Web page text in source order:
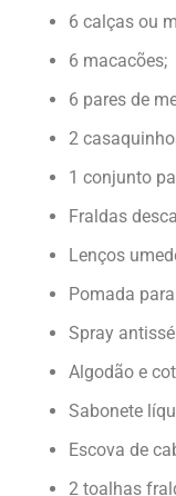
6 calças ou
6 macacões;
6 pares de
2
1 conjunto
Fraldas
Lenços
Pomada
Spray
Algodão e
Sabonete
Escova de
2 toalhas